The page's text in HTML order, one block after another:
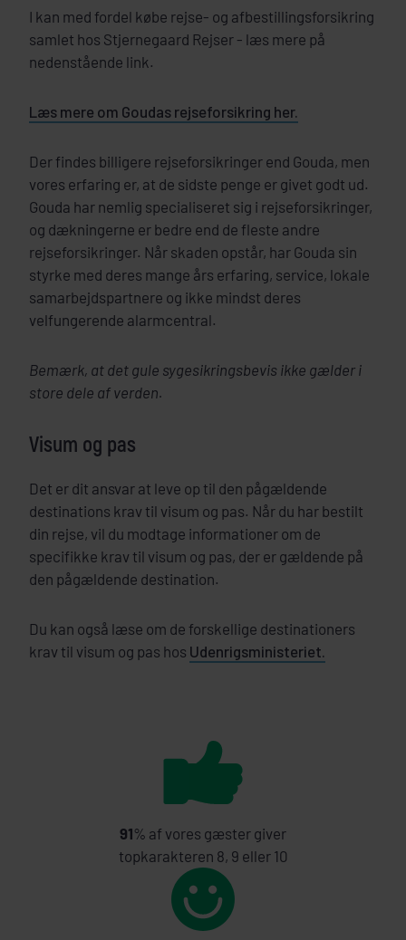
I kan med fordel købe rejse- og afbestillingsforsikring
samlet hos Stjernegaard Rejser - læs mere på
nedenstående link.
Læs mere om Goudas rejseforsikring her.
Der findes billigere rejseforsikringer end Gouda, men
vores erfaring er, at de sidste penge er givet godt ud.
Gouda har nemlig specialiseret sig i rejseforsikringer,
og dækningerne er bedre end de fleste andre
rejseforsikringer. Når skaden opstår, har Gouda sin
styrke med deres mange års erfaring, service, lokale
samarbejdspartnere og ikke mindst deres
velfungerende alarmcentral.
Bemærk, at det gule sygesikringsbevis ikke gælder i
store dele af verden.
Visum og pas
Det er dit ansvar at leve op til den pågældende
destinations krav til visum og pas. Når du har bestilt
din rejse, vil du modtage informationer om de
specifikke krav til visum og pas, der er gældende på
den pågældende destination.
Du kan også læse om de forskellige destinationers
krav til visum og pas hos Udenrigsministeriet.
91% af vores gæster giver
topkarakteren 8, 9 eller 10